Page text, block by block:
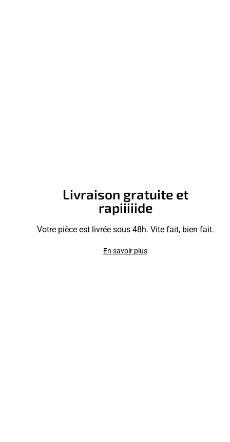
Livraison gratuite et
rapiiiiide
Votre pièce est livrée sous 48h. Vite fait, bien fait.
En savoir plus